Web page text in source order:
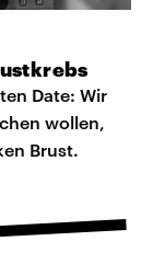
Date: Wir
wollen,
Brust.